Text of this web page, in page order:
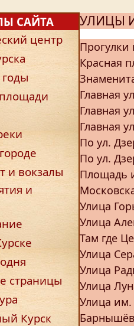
САЙТА
центр
и вокзалы
и
страницы
Курск
УЛИЦЫ
Прогулки
Красная
Главная
Главная
Главная
По ул.
По ул.
Площадь
Улица
Улица
Там где
Улица
Улица
Улица
Улица